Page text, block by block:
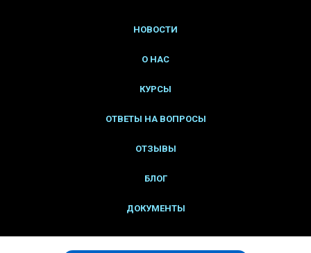
НОВОСТИ
О НАС
КУРСЫ
ОТВЕТЫ НА ВОПРОСЫ
ОТЗЫВЫ
БЛОГ
ДОКУМЕНТЫ